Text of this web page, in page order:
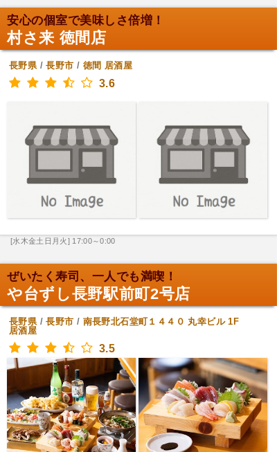
安心の個室で美味しさ倍増！
村さ来 徳間店
長野県/長野市 / 徳間 居酒屋
3.6
[水木金土日月火] 17:00～0:00
ぜいたく寿司、一人でも満喫！
や台ずし長野駅前町2号店
長野県/長野市 / 南長野北石堂町１４４０ 丸幸ビル 1F
居酒屋
3.5